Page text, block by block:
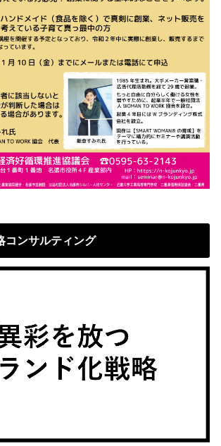
コンサルティング